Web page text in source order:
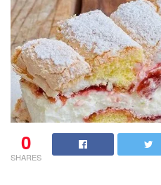
0
SHARES